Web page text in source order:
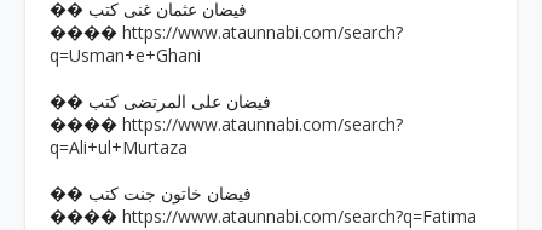
�� فیضان عثمان غنی کتب
���� https://www.ataunnabi.com/search?
q=Usman+e+Ghani
�� فیضان علی المرتضی کتب
���� https://www.ataunnabi.com/search?
q=Ali+ul+Murtaza
�� فیضان خاتون جنت کتب
���� https://www.ataunnabi.com/search?q=Fatima